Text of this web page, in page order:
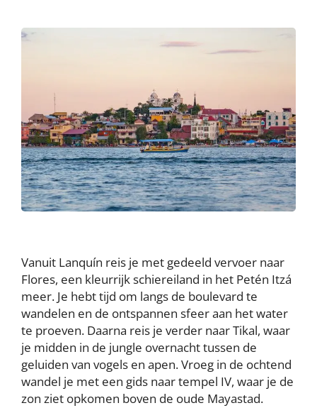
Vanuit Lanquín reis je met gedeeld vervoer naar
Flores, een kleurrijk schiereiland in het Petén Itzá
meer. Je hebt tijd om langs de boulevard te
wandelen en de ontspannen sfeer aan het water
te proeven. Daarna reis je verder naar Tikal, waar
je midden in de jungle overnacht tussen de
geluiden van vogels en apen. Vroeg in de ochtend
wandel je met een gids naar tempel IV, waar je de
zon ziet opkomen boven de oude Mayastad.